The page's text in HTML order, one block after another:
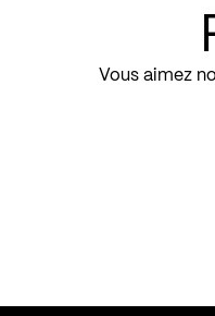
Vous aimez